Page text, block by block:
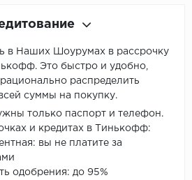
в Наших Шоурумах в рассрочку
Это быстро и удобно,
распределить
суммы на покупку.
только паспорт и телефон.
и кредитах в Тинькофф:
вы не платите за
одобрения: до 95%